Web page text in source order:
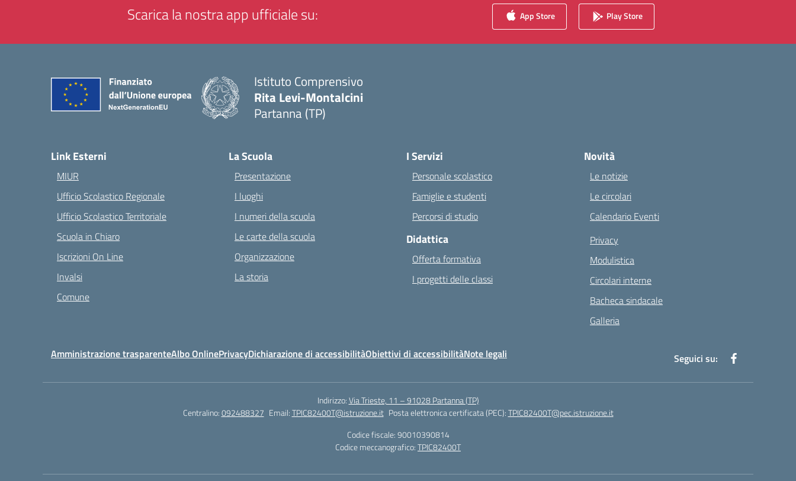
Scarica la nostra app ufficiale su: App Store Play Store
Istituto Comprensivo
Rita Levi-Montalcini
Partanna (TP)
Link Esterni
MIUR
Ufficio Scolastico Regionale
Ufficio Scolastico Territoriale
Scuola in Chiaro
Iscrizioni On Line
Invalsi
Comune
La Scuola
Presentazione
I luoghi
I numeri della scuola
Le carte della scuola
Organizzazione
La storia
I Servizi
Personale scolastico
Famiglie e studenti
Percorsi di studio
Didattica
Offerta formativa
I progetti delle classi
Novità
Le notizie
Le circolari
Calendario Eventi
Privacy
Modulistica
Circolari interne
Bacheca sindacale
Galleria
Amministrazione trasparenteAlbo OnlinePrivacyDichiarazione di accessibilitàObiettivi di accessibilitàNote legali Seguici su:
Indirizzo:Via Trieste, 11 – 91028 Partanna (TP)
Centralino:092488327 Email:TPIC82400T@istruzione.it Posta elettronica certificata (PEC):TPIC82400T@pec.istruzione.it
Codice fiscale: 90010390814
Codice meccanografico:TPIC82400T